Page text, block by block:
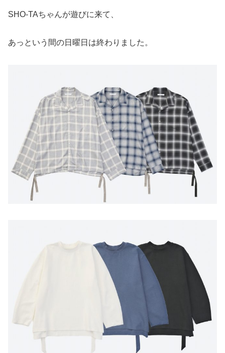
SHO-TAちゃんが遊びに来て、
あっという間の日曜日は終わりました。